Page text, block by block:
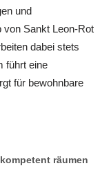
und
von Sankt Leon-Rot
dabei stets
führt eine
für bewohnbare
räumen